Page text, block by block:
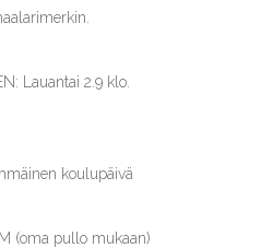
Lauantai 2.9 klo.
koulupäivä
(oma pullo mukaan)